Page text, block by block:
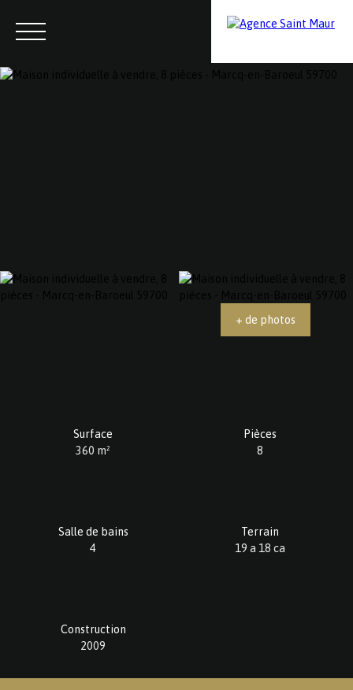
+ de photos
Surface
360 m²
Pièces
8
Salle de bains
4
Terrain
19 a 18 ca
Construction
2009